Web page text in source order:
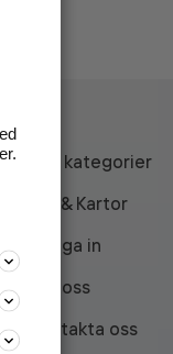
Alla kategorier
API & Kartor
Logga in
Om oss
Kontakta oss